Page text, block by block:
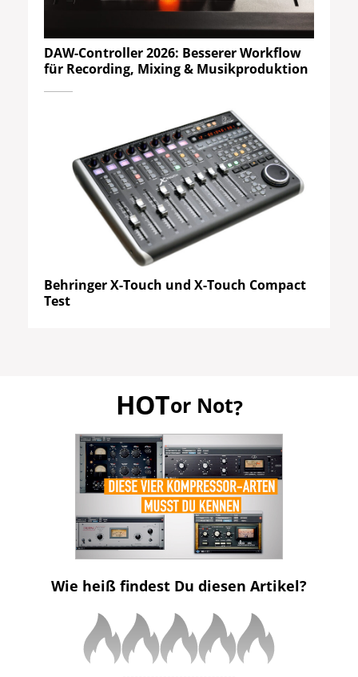
DAW-Controller 2026: Besserer Workflow
für Recording, Mixing & Musikproduktion
Behringer X-Touch und X-Touch Compact
Test
HOTor Not?
Wie heiß findest Du diesen Artikel?